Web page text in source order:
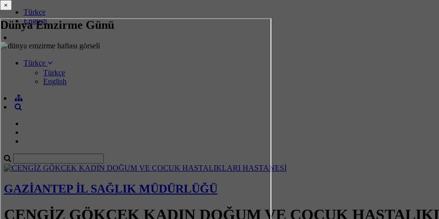
Dünya Emzirme Günü
Türkçe
English
Türkçe
Türkçe
English
GAZİANTEP İL SAĞLIK MÜDÜRLÜĞÜ
CENGİZ GÖKÇEK KADIN DOĞUM VE ÇOCUK
×